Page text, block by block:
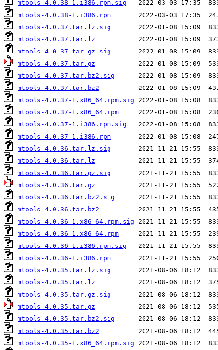
mtools-4.0.38-1.i386.rpm.sig
mtools-4.0.38-1.i386.rpm
mtools-4.0.37.tar.lz.sig
mtools-4.0.37.tar.lz
mtools-4.0.37.tar.gz.sig
mtools-4.0.37.tar.gz
mtools-4.0.37.tar.bz2.sig
mtools-4.0.37.tar.bz2
mtools-4.0.37-1.x86_64.rpm.sig
mtools-4.0.37-1.x86_64.rpm
mtools-4.0.37-1.i386.rpm.sig
mtools-4.0.37-1.i386.rpm
mtools-4.0.36.tar.lz.sig
mtools-4.0.36.tar.lz
mtools-4.0.36.tar.gz.sig
mtools-4.0.36.tar.gz
mtools-4.0.36.tar.bz2.sig
mtools-4.0.36.tar.bz2
mtools-4.0.36-1.x86_64.rpm.sig
mtools-4.0.36-1.x86_64.rpm
mtools-4.0.36-1.i386.rpm.sig
mtools-4.0.36-1.i386.rpm
mtools-4.0.35.tar.lz.sig
mtools-4.0.35.tar.lz
mtools-4.0.35.tar.gz.sig
mtools-4.0.35.tar.gz
mtools-4.0.35.tar.bz2.sig
mtools-4.0.35.tar.bz2
mtools-4.0.35-1.x86_64.rpm.sig